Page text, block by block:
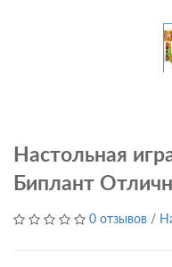
Настольная
Биплант
0 отзывов /